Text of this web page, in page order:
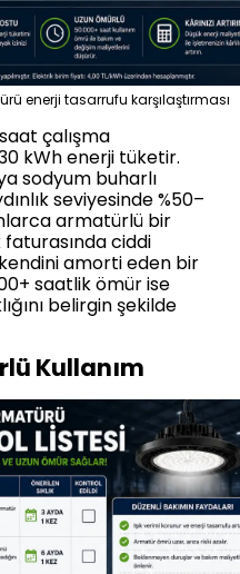
enerji tasarrufu karşılaştırması
çalışma
kWh enerji tüketir.
sodyum buharlı
seviyesinde %50–
armatürlü bir
ciddi
amorti eden bir
saatlik ömür ise
belirgin şekilde
Kullanım